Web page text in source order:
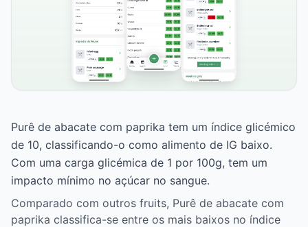
Purê de abacate com paprika tem um índice glicémico
de 10, classificando-o como alimento de IG baixo.
Com uma carga glicémica de 1 por 100g, tem um
impacto mínimo no açúcar no sangue.
Comparado com outros fruits, Purê de abacate com
paprika classifica-se entre os mais baixos no índice